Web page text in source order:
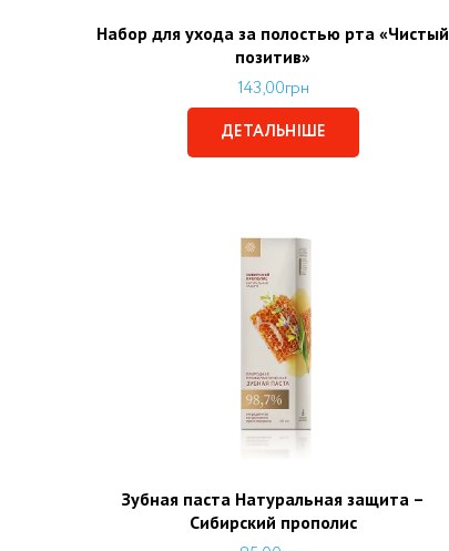
Набор для ухода за полостью рта «Чистый
позитив»
143,00грн
ДЕТАЛЬНІШЕ
Зубная паста Натуральная защита –
Сибирский прополис